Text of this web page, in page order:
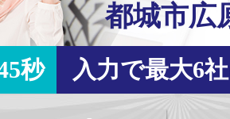
都城市広
秒 入力で最大6